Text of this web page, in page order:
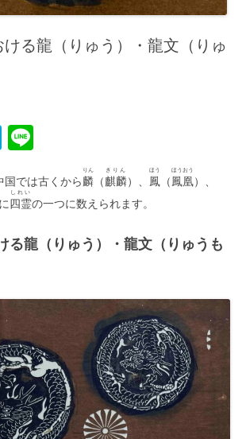
る龍（りゅう）・龍文（りゅ
H
e
n
a
e
国では古くから麟
りん
（麒麟
きりん
）、 鳳
ほう
（鳳凰
ほうおう
）、
四霊
しれい
の一つに数えられます。
る龍（りゅう）・龍文（りゅうも